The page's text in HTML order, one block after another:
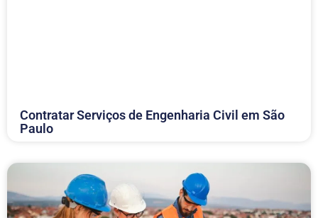
Contratar Serviços de Engenharia Civil em São
Paulo